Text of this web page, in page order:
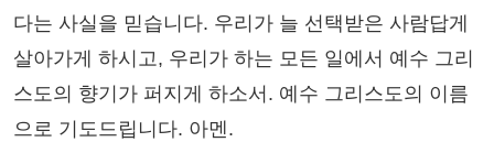
다는 사실을 믿습니다. 우리가 늘 선택받은 사람답게
살아가게 하시고, 우리가 하는 모든 일에서 예수 그리
스도의 향기가 퍼지게 하소서. 예수 그리스도의 이름
으로 기도드립니다. 아멘.